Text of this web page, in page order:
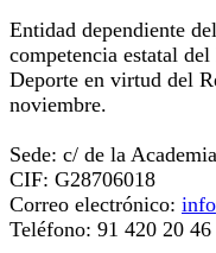
Entidad dependiente
competencia estatal
Deporte en virtud del
noviembre.
Sede: c/ de la
CIF: G28706018
Correo electrónico:
Teléfono: 91 420 20 46